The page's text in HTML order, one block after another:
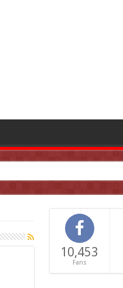
10,453
Fans